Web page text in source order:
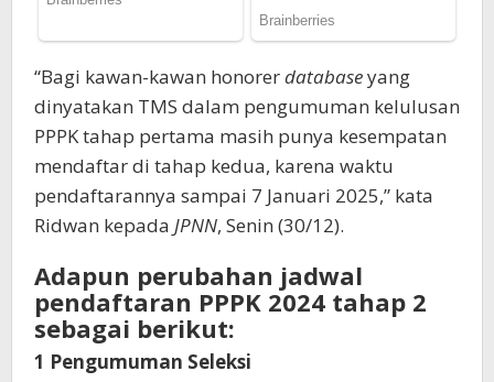
“Bagi kawan-kawan honorerdatabaseyang
dinyatakan TMS dalam pengumuman kelulusan
PPPK tahap pertama masih punya kesempatan
mendaftar di tahap kedua, karena waktu
pendaftarannya sampai 7 Januari 2025,” kata
Ridwan kepada JPNN, Senin (30/12).
Adapun perubahan jadwal
pendaftaran PPPK 2024 tahap 2
sebagai berikut:
1 Pengumuman Seleksi